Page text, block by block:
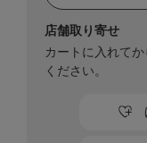
店舗取り寄せ
カートに入れて
ください。